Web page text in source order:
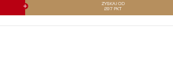
ZYSKAJ OD
297 PKT